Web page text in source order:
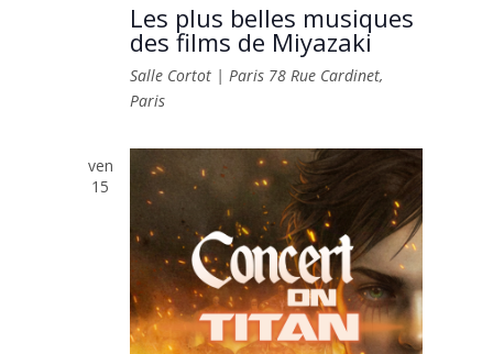
Les plus belles musiques
des films de Miyazaki
Salle Cortot | Paris 78 Rue Cardinet,
Paris
ven
15